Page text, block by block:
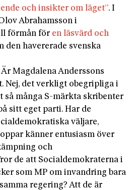
och insikter om läget”. I
Abrahamsson i
förmån för en läsvärd och
den havererade svenska
Är Magdalena Anderssons
Nej, det verkligt obegripliga i
så många S-märkta skribenter
sitt eget parti. Har de
väljare,
känner entusiasm över
och
de att Socialdemokraterna i
som MP om invandring bara
regering? Att de är